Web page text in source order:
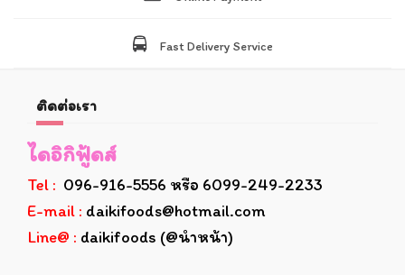
Fast Delivery Service
ติดต่อเรา
ไดอิกิฟู้ดส์
Tel : 096-916-5556 หรือ 6099-249-2233
E-mail : daikifoods@hotmail.com
Line@ : daikifoods (@นำหน้า)